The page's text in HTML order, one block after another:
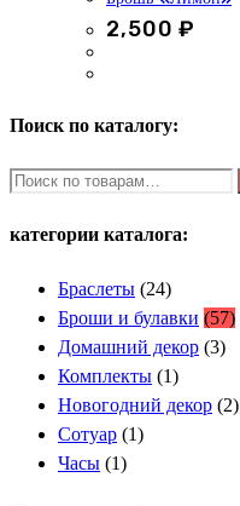
2,500₽
Поиск по каталогу:
Искать:
категории каталога:
Браслеты (24)
Броши и булавки (57)
Домашний декор (3)
Комплекты (1)
Новогодний декор (2)
Сотуар (1)
Часы (1)